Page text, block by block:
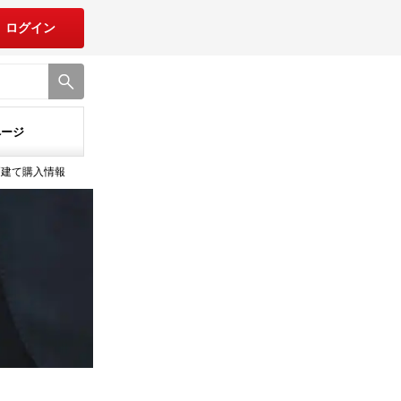
ログイン
ジ
て購入情報